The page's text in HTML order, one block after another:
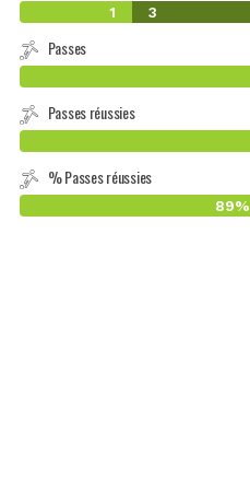
1 3
Passes
Passes réussies
% Passes réussies
89%